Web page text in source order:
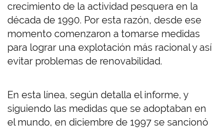
crecimiento de la actividad pesquera en la
década de 1990. Por esta razón, desde ese
momento comenzaron a tomarse medidas
para lograr una explotación más racional y así
evitar problemas de renovabilidad.
En esta línea, según detalla el informe, y
siguiendo las medidas que se adoptaban en
el mundo, en diciembre de 1997 se sancionó